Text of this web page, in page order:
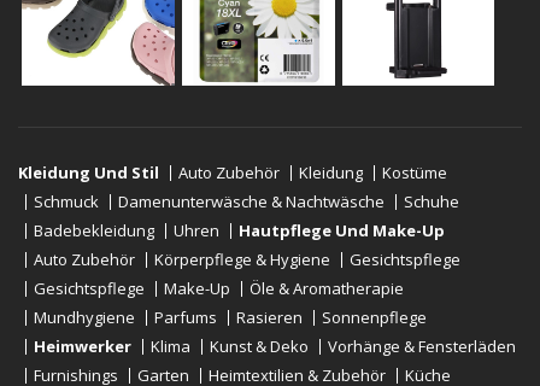
Kleidung Und Stil Auto Zubehör Kleidung
Kostüme
Schmuck
Damenunterwäsche & Nachtwäsche
Schuhe
Badebekleidung
Uhren
Hautpflege Und Make-Up
Auto Zubehör
Körperpflege & Hygiene
Gesichtspflege
Gesichtspflege
Make-Up
Öle & Aromatherapie
Mundhygiene
Parfums Rasieren
Sonnenpflege
Heimwerker
Klima Kunst & Deko
Vorhänge & Fensterläden
Furnishings
Garten Heimtextilien & Zubehör Küche